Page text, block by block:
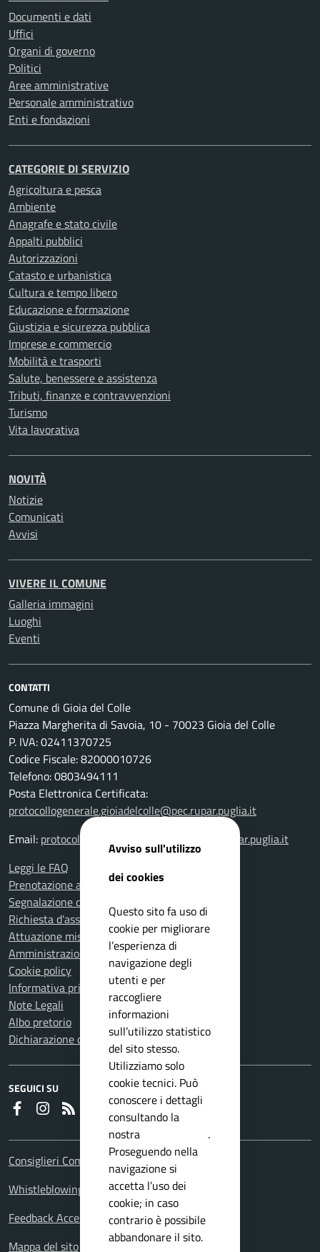
Documenti e dati
Uffici
Organi di governo
Politici
Aree amministrative
Personale amministrativo
Enti e fondazioni
CATEGORIE DI SERVIZIO
Agricoltura e pesca
Ambiente
Anagrafe e stato civile
Appalti pubblici
Autorizzazioni
Catasto e urbanistica
Cultura e tempo libero
Educazione e formazione
Giustizia e sicurezza pubblica
Imprese e commercio
Mobilità e trasporti
Salute, benessere e assistenza
Tributi, finanze e contravvenzioni
Turismo
Vita lavorativa
NOVITÀ
Notizie
Comunicati
Avvisi
VIVERE IL COMUNE
Galleria immagini
Luoghi
Eventi
CONTATTI
Comune di Gioia del Colle
Piazza Margherita di Savoia, 10 - 70023 Gioia del Colle
P. IVA: 02411370725
Codice Fiscale: 82000010726
Telefono: 0803494111
Posta Elettronica Certificata:
protocollogenerale.gioiadelcolle@pec.rupar.puglia.it
Email: protocollogenerale.gioiadelcolle@pec.rupar.puglia.it
Leggi le FAQ
Prenotazione appuntamento
Segnalazione disservizio
Richiesta d'assistenza
Attuazione misure PNRR
Amministrazione trasparente
Cookie policy
Informativa privacy
Note Legali
Albo pretorio
Dichiarazione di accessibilità
SEGUICI SU
FaceboookInstagram
Consiglieri Comunali
Whistleblowing Policy
Feedback Accessibilita
Mappa del sito
Avviso sull'utilizzo
dei cookies
Questo sito fa uso di
cookie per migliorare
l’esperienza di
navigazione degli
utenti e per
raccogliere
informazioni
sull’utilizzo statistico
del sito stesso.
Utilizziamo solo
cookie tecnici. Può
conoscere i dettagli
consultando la
nostra
.
Proseguendo nella
navigazione si
accetta l’uso dei
cookie; in caso
contrario è possibile
abbandonare il sito.